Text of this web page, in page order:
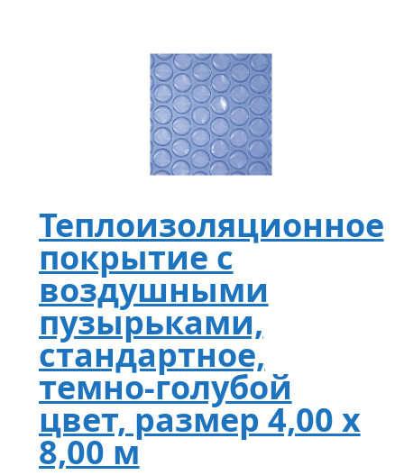
Теплоизоляционное
покрытие с
воздушными
пузырьками,
стандартное,
темно-голубой
цвет, размер 4,00 х
8,00 м